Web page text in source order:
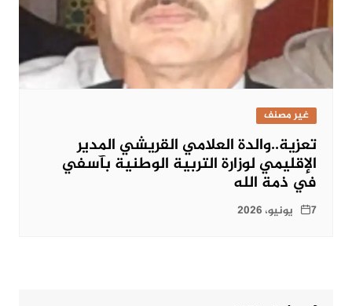
غير مصنف
تعزية..والدة العلامي القريشي المدير
الإقليمي لوزارة التربية الوطنية بآسفي
في ذمة الله
7 يونيو، 2026